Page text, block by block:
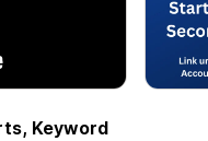
Keyword